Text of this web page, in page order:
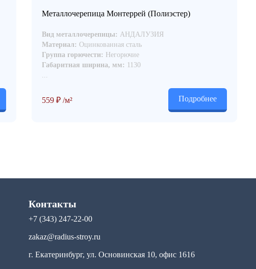
Металлочерепица Монтеррей (Полиэстер)
Вид металлочерепицы: АНДАЛУЗИЯ
Материал: Оцинкованная сталь
Группа горючести: Негорючие
Габаритная ширина, мм: 1130
...
559 ₽ /м² Подробнее
Контакты
+7 (343) 247-22-00
zakaz@radius-stroy.ru
г. Екатеринбург, ул. Основинская 10, офис 1616